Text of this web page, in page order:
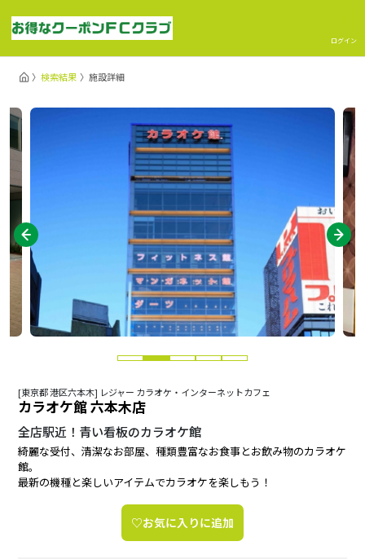
ログイン
検索結果 施設詳細
[東京都 港区六本木] レジャー カラオケ・インターネットカフェ
カラオケ館 六本木店
全店駅近！青い看板のカラオケ館
綺麗な受付、清潔なお部屋、種類豊富なお食事とお飲み物のカラオケ
館。
最新の機種と楽しいアイテムでカラオケを楽しもう！
♡お気に入りに追加